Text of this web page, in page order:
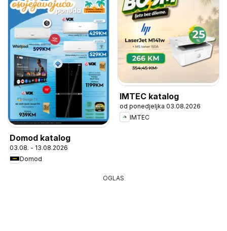
Domod katalog
03.08. - 13.08.2026
Domod
IMTEC katalog
od ponedjeljka 03.08.2026
IMTEC
OGLAS